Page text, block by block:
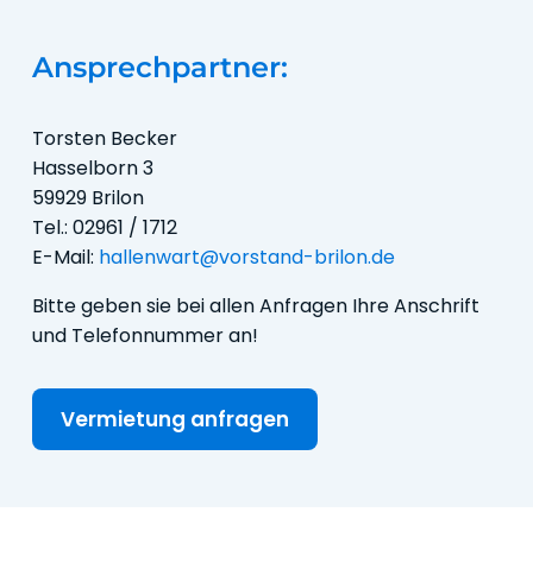
Ansprechpartner:
Torsten Becker
Hasselborn 3
59929 Brilon
Tel.: 02961 / 1712
E-Mail: hallenwart@vorstand-brilon.de
Bitte geben sie bei allen Anfragen Ihre Anschrift
und Telefonnummer an!
Vermietung anfragen